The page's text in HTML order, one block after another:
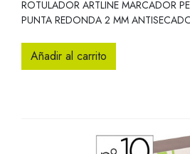
ROTULADOR ARTLINE MARCADOR
PUNTA REDONDA 2 MM
Añadir al carrito